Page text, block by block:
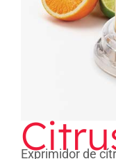
Exprimidor de